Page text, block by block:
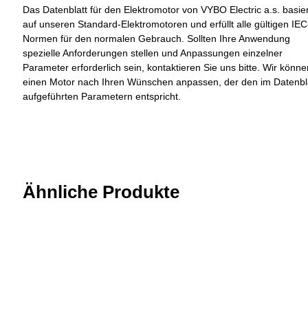
Das Datenblatt für den Elektromotor von VYBO Electric a.s.
auf unseren Standard-Elektromotoren und erfüllt alle gültigen
Normen für den normalen Gebrauch. Sollten Ihre Anwendung
spezielle Anforderungen stellen und Anpassungen einzelner
Parameter erforderlich sein, kontaktieren Sie uns bitte. Wir
einen Motor nach Ihren Wünschen anpassen, der den im
aufgeführten Parametern entspricht.
Ähnliche Produkte